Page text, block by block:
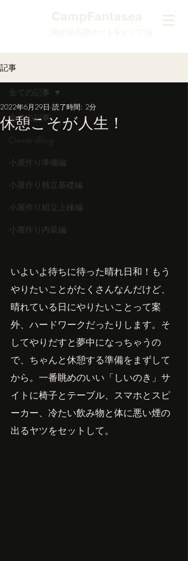
​CampFantasea
南伊豆高原オートキャンプ場
記事
全ての記事
Owner'sBlog
小屋作り準備編
小屋作り独立基礎編
小屋作り組立上棟編
小屋作り内装編
全ての記事
休憩こそが人生！
2022年6月29日 読了時間: 2分
いよいよ待ちに待った晴れ日和！もう
やりたいことがたくさんなんだけど、
晴れている日にやりたいことって案
外、ハードワークだったりします。そ
してやりだすと夢中になっちゃうの
で、ちゃんと休憩する準備をまずして
から。一番眺めのいい「しいのき」サ
イトに椅子とテーブル、スマホとスピ
ーカー、冷たい飲み物と体に悪い煙の
出るヤツをセットして。